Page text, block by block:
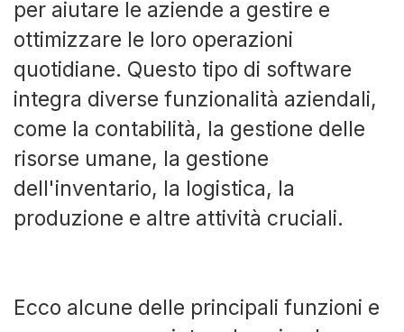
per aiutare le aziende a gestire e
ottimizzare le loro operazioni
quotidiane. Questo tipo di software
integra diverse funzionalità aziendali,
come la contabilità, la gestione delle
risorse umane, la gestione
dell'inventario, la logistica, la
produzione e altre attività cruciali.
Ecco alcune delle principali funzioni e